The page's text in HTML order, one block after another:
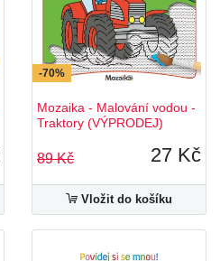
-70%
Mozaika - Malování vodou -
Traktory (VÝPRODEJ)
89 Kč 27 Kč
Vložit do košíku